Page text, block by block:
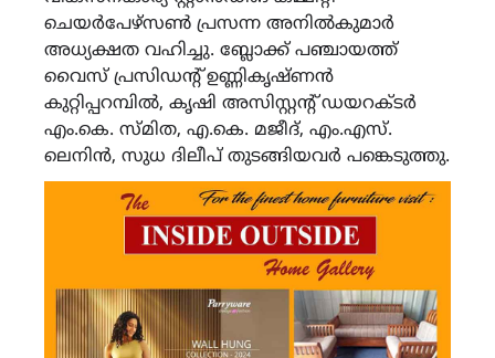
ചെയര്‍പേഴ്‌സണ്‍ പ്രസന്ന അനില്‍കുമാര്‍
അധ്യക്ഷത വഹിച്ചു. ബ്ലോക്ക് പഞ്ചായത്ത്
വൈസ് പ്രസിഡന്റ് ഉണ്ണികൃഷ്ണന്‍
കുറ്റിപ്പറമ്പില്‍, കൃഷി അസിസ്റ്റന്റ് ഡയറക്ടര്‍
എം.കെ. സ്മിത, എ.കെ. മജീദ്, എം.എസ്.
ലെനിന്‍, സുധ ദിലീപ് തുടങ്ങിയവര്‍ പങ്കെടുത്തു.